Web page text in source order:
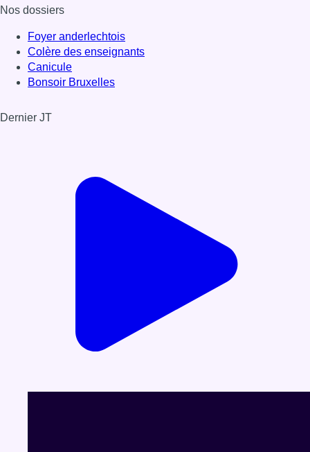
Nos dossiers
Foyer anderlechtois
Colère des enseignants
Canicule
Bonsoir Bruxelles
Dernier JT